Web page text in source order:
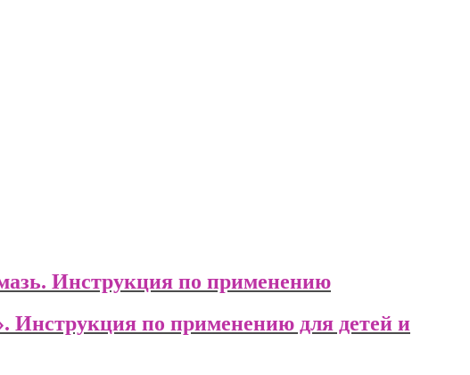
Инструкция по применению
Инструкция по применению для детей и